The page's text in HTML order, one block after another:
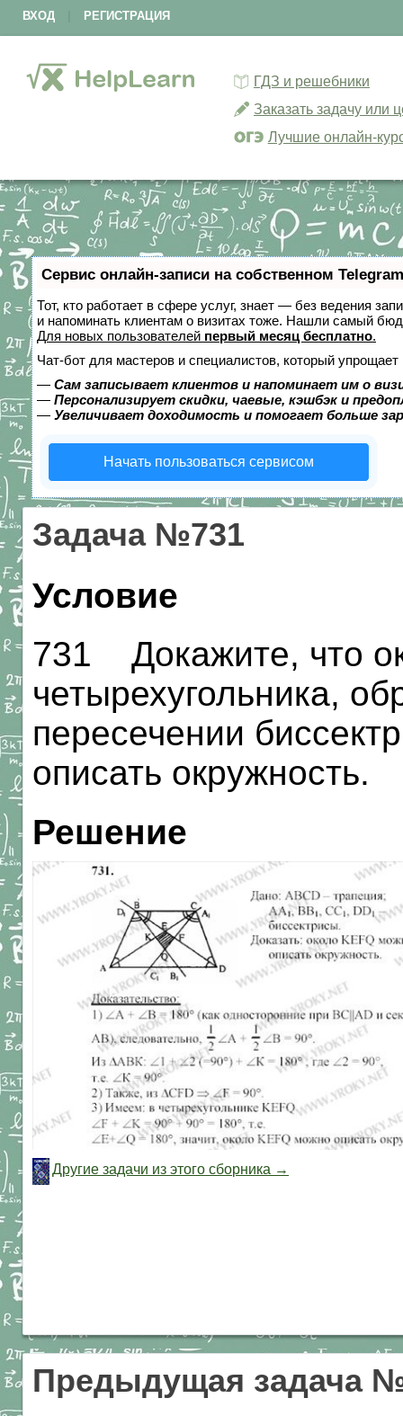
ВХОД РЕГИСТРАЦИЯ
ГДЗ и решебники
Заказать задачу или
Лучшие онлайн-
Сервис онлайн-записи на собственном
Тот, кто работает в сфере услуг, знает — без ведения
и напоминать клиентам о визитах тоже. Нашли самый
Для новых пользователей первый месяц бесплатно.
Чат-бот для мастеров и специалистов, который упрощает
— Сам записывает клиентов и напоминает им о
— Персонализирует скидки, чаевые, кэшбэк и
— Увеличивает доходимость и помогает больше
Начать пользоваться сервисом
Задача №731
Условие
731 Докажите, что
четырехугольника,
пересечении
описать окружность.
Решение
Другие задачи из этого сборника →
Предыдущая задача